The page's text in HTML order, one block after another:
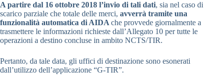
A partire dal 16 ottobre 2018 l’invio di tali dati, sia nel caso di
scarico parziale che totale delle merci, avverrà tramite una
funzionalità automatica di AIDA che provvede giornalmente a
trasmettere le informazioni richieste dall’Allegato 10 per tutte le
operazioni a destino concluse in ambito NCTS/TIR.
Pertanto, da tale data, gli uffici di destinazione sono esonerati
dall’utilizzo dell’applicazione “G-TIR”.